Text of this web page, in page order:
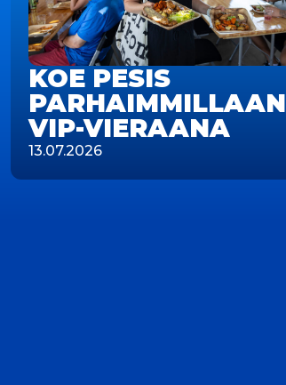
KOE PESIS
PARHAIMMILLAAN
VIP-VIERAANA
13.07.2026